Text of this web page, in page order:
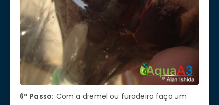
6º Passo: Com a dremel ou furadeira faça um